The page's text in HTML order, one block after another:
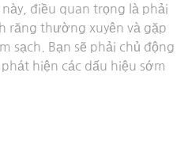
điều quan trọng là phải
răng thường xuyên và gặp
sạch. Bạn sẽ phải chủ động
hiện các dấu hiệu sớm